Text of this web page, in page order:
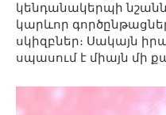
կենդանակերպի
կարևոր
սկիզբներ։ Սակայն
սպասում է միայն մի